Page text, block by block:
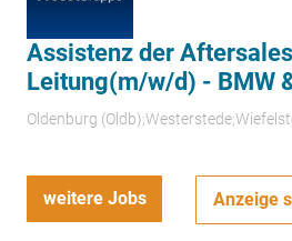
Assistenz der
Leitung(m/w/d) - BMW
Oldenburg
weitere Jobs Anzeige